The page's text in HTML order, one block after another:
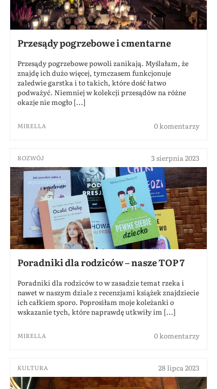
Przesądy pogrzebowe i cmentarne
Przesądy pogrzebowe powoli zanikają. Myślałam, że
znajdę ich dużo więcej, tymczasem funkcjonuje
zaledwie garstka i to takich, które dość łatwo
podważyć. Niemniej w kolekcji przesądów na różne
okazje nie mogło [...]
MIRELLA 0 komentarzy
ROZWÓJ 3 sierpnia 2023
Poradniki dla rodziców – nasze TOP 7
Poradniki dla rodziców to w zasadzie temat rzeka i
nawet w naszym dziale z recenzjami książek znajdziecie
ich całkiem sporo. Poprosiłam moje koleżanki o
wskazanie tych, które naprawdę utkwiły im [...]
MIRELLA 0 komentarzy
KULTURA 28 lipca 2023